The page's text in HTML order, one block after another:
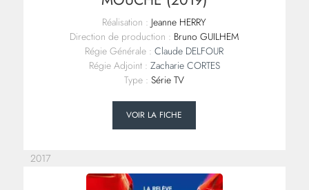
Réalisation : Jeanne HERRY
Direction de production : Bruno GUILHEM
Régie Générale : Claude DELFOUR
Régie Adjoint : Zacharie CORTES
Type : Série TV
VOIR LA FICHE
2017